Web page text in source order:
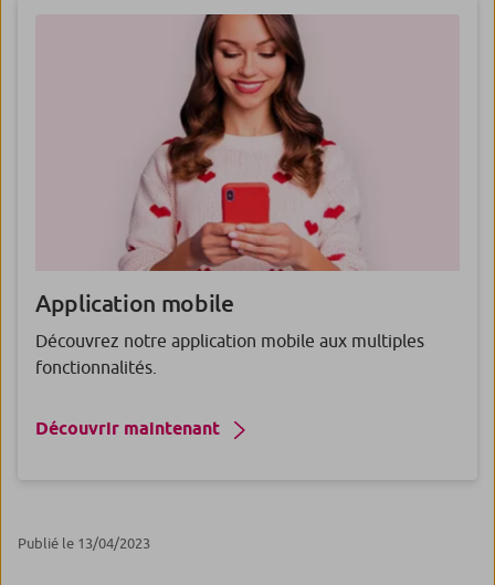
Application mobile
Découvrez notre application mobile aux multiples
fonctionnalités.
Découvrir maintenant
Publié le 13/04/2023